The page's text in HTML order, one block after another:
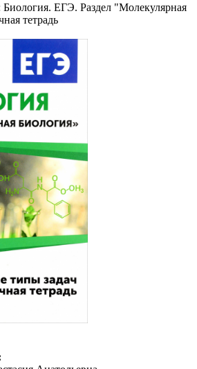
ЕГЭ. Раздел "Молекулярная
тетрадь